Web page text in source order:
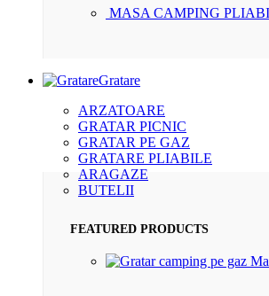
MASA CAMPING
Gratare
ARZATOARE
GRATAR PICNIC
GRATAR PE GAZ
GRATARE PLIABILE
ARAGAZE
BUTELII
FEATURED PRODUCTS